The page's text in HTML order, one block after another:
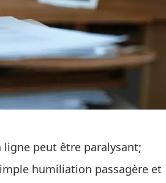
peut être paralysant;
humiliation passagère et